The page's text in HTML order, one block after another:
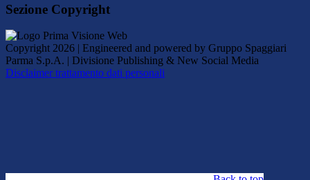
Sezione Copyright
Copyright 2026 | Engineered and powered by Gruppo Spaggiari
Parma S.p.A. | Divisione Publishing & New Social Media
Disclaimer trattamento dati personali